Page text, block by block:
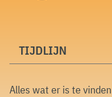
TIJDLIJN
Alles wat er is te